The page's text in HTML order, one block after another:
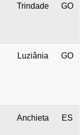
Trindade GO
Luziânia GO
Anchieta ES